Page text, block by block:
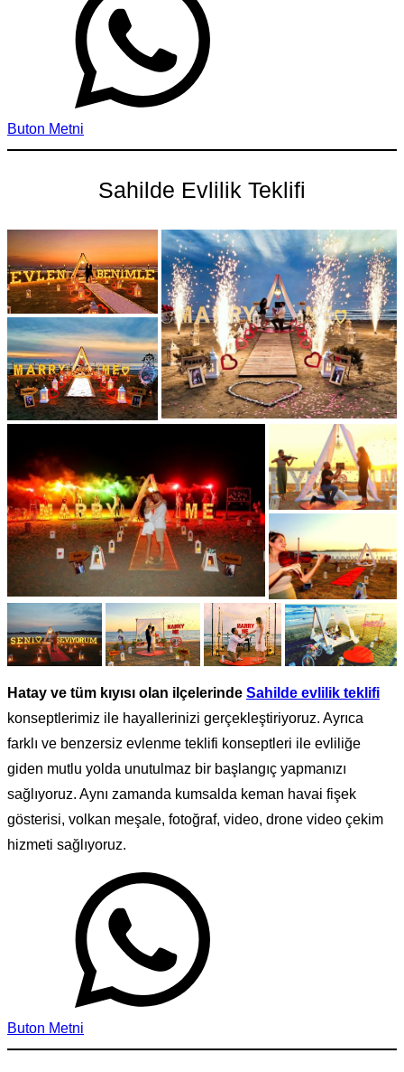
Buton Metni
Sahilde Evlilik Teklifi
Hatay ve tüm kıyısı olan ilçelerinde Sahilde evlilik teklifi
konseptlerimiz ile hayallerinizi gerçekleştiriyoruz. Ayrıca
farklı ve benzersiz evlenme teklifi konseptleri ile evliliğe
giden mutlu yolda unutulmaz bir başlangıç yapmanızı
sağlıyoruz. Aynı zamanda kumsalda keman havai fişek
gösterisi, volkan meşale, fotoğraf, video, drone video çekim
hizmeti sağlıyoruz.
Buton Metni